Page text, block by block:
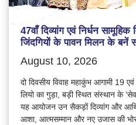
47वाँ दिव्यांग एवं निर्धन सामूहिक
जिंदगियों के पावन मिलन के बनें
August 10, 2026
दो दिवसीय विवाह महाकुंभ आगामी 19
लियो का गुड़ा, बड़ी स्थित संस्थान के
यह आयोजन उन सैकड़ों दिव्यांग और
आशा, आत्मसम्मान और नए उजास की